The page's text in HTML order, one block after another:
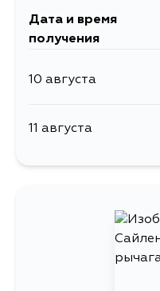
Дата и время
получения
10 августа
11 августа